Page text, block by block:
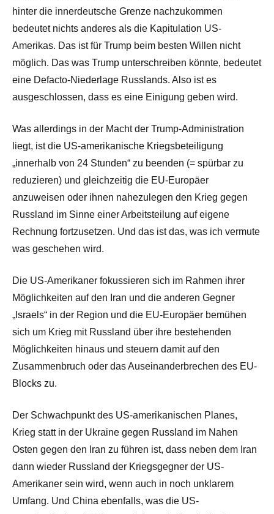
hinter die innerdeutsche Grenze nachzukommen
bedeutet nichts anderes als die Kapitulation US-
Amerikas. Das ist für Trump beim besten Willen nicht
möglich. Das was Trump unterschreiben könnte, bedeutet
eine Defacto-Niederlage Russlands. Also ist es
ausgeschlossen, dass es eine Einigung geben wird.
Was allerdings in der Macht der Trump-Administration
liegt, ist die US-amerikanische Kriegsbeteiligung
„innerhalb von 24 Stunden“ zu beenden (= spürbar zu
reduzieren) und gleichzeitig die EU-Europäer
anzuweisen oder ihnen nahezulegen den Krieg gegen
Russland im Sinne einer Arbeitsteilung auf eigene
Rechnung fortzusetzen. Und das ist das, was ich vermute
was geschehen wird.
Die US-Amerikaner fokussieren sich im Rahmen ihrer
Möglichkeiten auf den Iran und die anderen Gegner
„Israels“ in der Region und die EU-Europäer bemühen
sich um Krieg mit Russland über ihre bestehenden
Möglichkeiten hinaus und steuern damit auf den
Zusammenbruch oder das Auseinanderbrechen des EU-
Blocks zu.
Der Schwachpunkt des US-amerikanischen Planes,
Krieg statt in der Ukraine gegen Russland im Nahen
Osten gegen den Iran zu führen ist, dass neben dem Iran
dann wieder Russland der Kriegsgegner der US-
Amerikaner sein wird, wenn auch in noch unklarem
Umfang. Und China ebenfalls, was die US-